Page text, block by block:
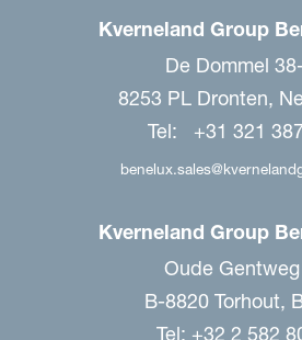
Kverneland Group
De Dommel
8253 PL Dronten,
Tel: +31 321
Kverneland Group
Oude Gentweg
B-8820 Torhout,
Tel: +32 2 582